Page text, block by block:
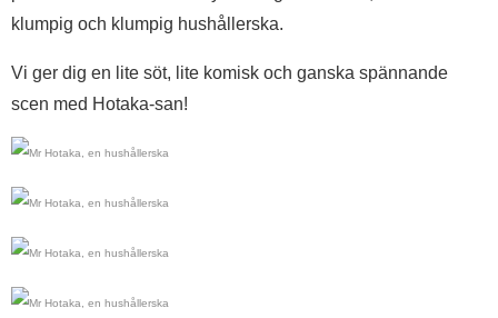
klumpig och klumpig hushållerska.
Vi ger dig en lite söt, lite komisk och ganska spännande
scen med Hotaka-san!